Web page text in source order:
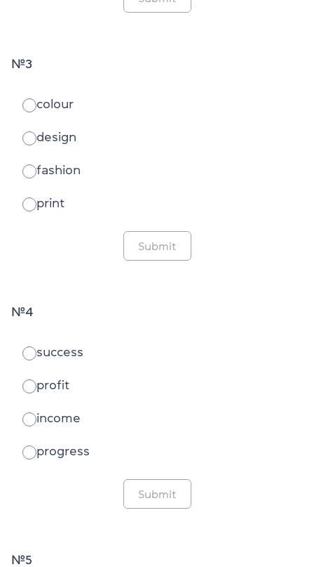
№3
colour
design
fashion
print
Submit
№4
success
profit
income
progress
Submit
№5